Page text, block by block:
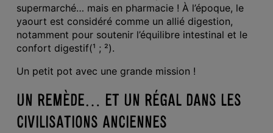
supermarché… mais en pharmacie ! À l’époque, le
yaourt est considéré comme un allié digestion,
notamment pour soutenir l’équilibre intestinal et le
confort digestif(¹ ; ²).
Un petit pot avec une grande mission !
UN REMÈDE… ET UN RÉGAL DANS LES
CIVILISATIONS ANCIENNES